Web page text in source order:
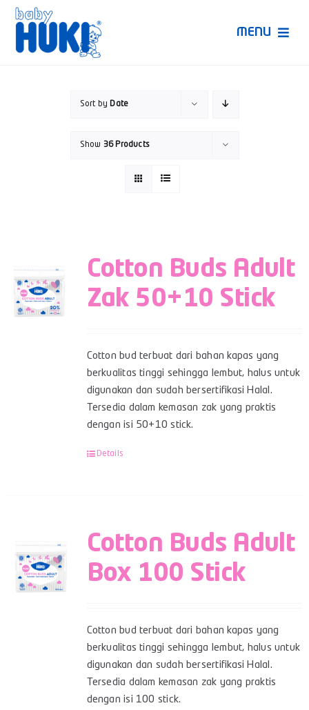
Skip
content
MENU
Sort by Date
Show 36 Products
Cotton Buds Adult
Zak 50+10 Stick
Cotton bud terbuat dari bahan kapas yang
berkualitas tinggi sehingga lembut, halus untuk
digunakan dan sudah bersertifikasi Halal.
Tersedia dalam kemasan zak yang praktis
dengan isi 50+10 stick.
Details
Cotton Buds Adult
Box 100 Stick
Cotton bud terbuat dari bahan kapas yang
berkualitas tinggi sehingga lembut, halus untuk
digunakan dan sudah bersertifikasi Halal.
Tersedia dalam kemasan zak yang praktis
dengan isi 100 stick.